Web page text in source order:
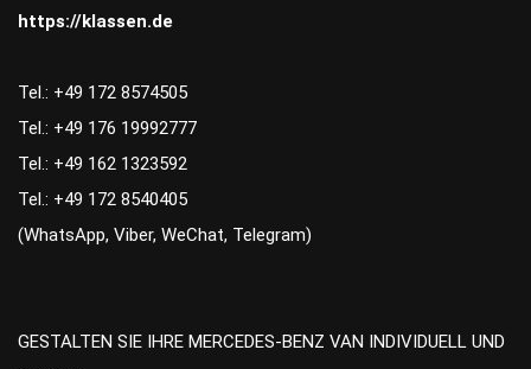
https://klassen.de
Tel.: +49 172 8574505
Tel.: +49 176 19992777
Tel.: +49 162 1323592
Tel.: +49 172 8540405
(WhatsApp, Viber, WeChat, Telegram)
GESTALTEN SIE IHRE MERCEDES-BENZ VAN INDIVIDUELL UND